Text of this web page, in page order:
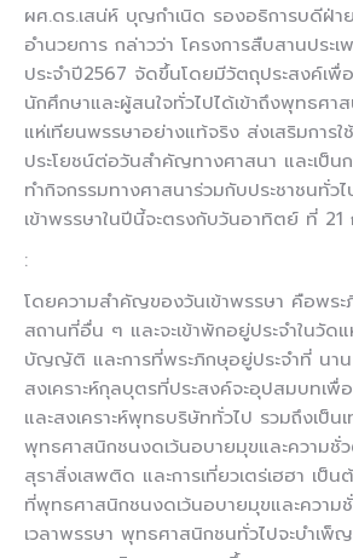
ผศ.ดร.เสน่ห์ บุญกำเนิด รองอธิการบดีฝ่า
อำนวยการ กล่าวว่า โครงการสืบสานประ
ประจำปี2567 จัดขึ้นโดยมีวัตถุประสงค์เพื่
นักศึกษาและผู้สนใจทั่วไปได้เข้าถึงพุทธศา
แห่เทียนพรรษาอย่างแท้จริง ส่งเสริมการใช้
ประโยชน์ต่อวันสำคัญทางศาสนา และเป็นก
ทำกิจกรรมทางศาสนาร่วมกับประชาชนทั่ว
เข้าพรรษาในปีนี้จะตรงกับวันอาทิตย์ ที่
:
โดยความสำคัญของวันเข้าพรรษา คือพระ
สถานที่อื่น ๆ และจะเข้าพักอยู่ประจำในวัด
บัญญัติ และการที่พระภิกษุอยู่ประจำที่ นา
สงเคราะห์กุลบุตรที่ประสงค์จะอุปสมบทเพื่
และสงเคราะห์พุทธบริษัททั่วไป รวมถึงเป็น
พุทธศาสนิกชนงดเว้นอบายมุขและความชั่
สุราสิ่งเสพติด และการเที่ยวเตร่เฮฮา เป็
ที่พุทธศาสนิกชนงดเว้นอบายมุขและความ
เวลาพรรษา พุทธศาสนิกชนทั่วไปจะบำเ